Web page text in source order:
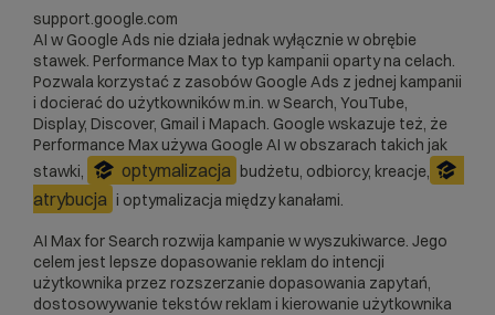
support.google.com
AI w Google Ads nie działa jednak wyłącznie w obrębie
stawek. Performance Max to typ kampanii oparty na celach.
Pozwala korzystać z zasobów Google Ads z jednej kampanii
i docierać do użytkowników m.in. w Search, YouTube,
Display, Discover, Gmail i Mapach. Google wskazuje też, że
Performance Max używa Google AI w obszarach takich jak
stawki,
optymalizacja budżetu, odbiorcy, kreacje,
atrybucja i optymalizacja między kanałami.
AI Max for Search rozwija kampanie w wyszukiwarce. Jego
celem jest lepsze dopasowanie reklam do intencji
użytkownika przez rozszerzanie dopasowania zapytań,
dostosowywanie tekstów reklam i kierowanie użytkownika